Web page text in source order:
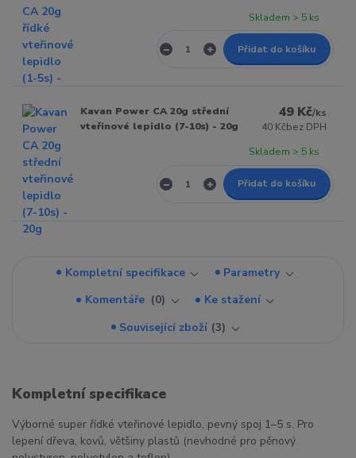
Skladem > 5 ks
Přidat do košíku
Kavan Power CA 20g střední
vteřinové lepidlo (7-10s) - 20g
49 Kč/ks
40 Kčbez DPH
Skladem > 5 ks
Přidat do košíku
Kompletní specifikace
Parametry
Komentáře
0
Ke stažení
Související zboží 3
Kompletní specifikace
Výborné super řídké vteřinové lepidlo, pevný spoj 1–5 s. Pro
lepení dřeva, kovů, většiny plastů (nevhodné pro pěnový